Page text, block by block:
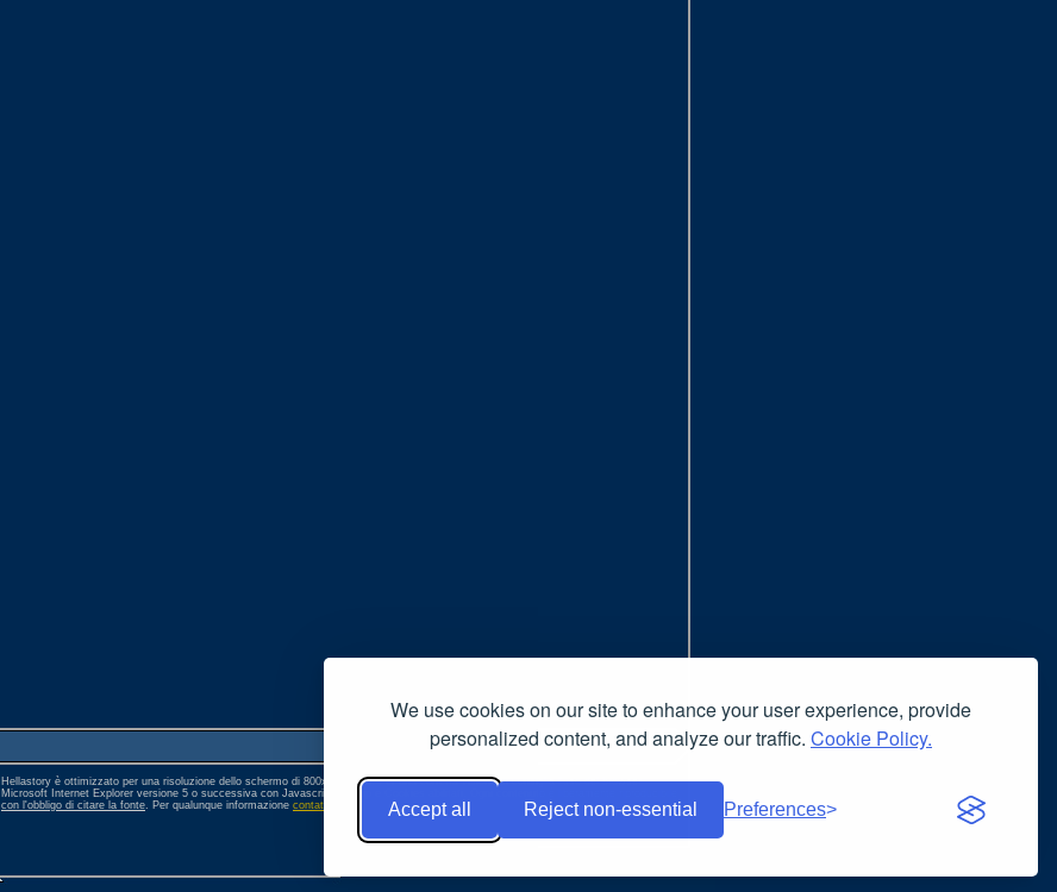
We use cookies on our site to enhance your user experience, provide
personalized content, and analyze our traffic. Cookie Policy.
Accept all Reject non-essential Preferences
Hellastory è ottimizzato per una risoluzione dello schermo di 800x600 pixel. Per una corretta visione si consiglia l'uso del browser
Microsoft Internet Explorer versione 5 o successiva con Javascript, Popup e Cookies abilitati. Ogni contenuto è liberamente riproducibile
con l'obbligo di citare la fonte. Per qualunque informazione contattateci